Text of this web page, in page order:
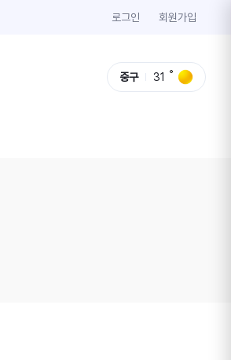
로그인 회원가입
중구 31